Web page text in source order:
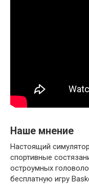
Наше мнение
Настоящий
спортивные
остроумных
бесплатную игру